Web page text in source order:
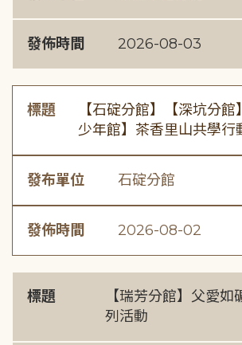
發佈時間 2026-08-03
標題
【石碇分館】【深坑分
少年館】茶香里山共學行
發布單位 石碇分館
發佈時間 2026-08-02
標題
【瑞芳分館】父愛如
列活動